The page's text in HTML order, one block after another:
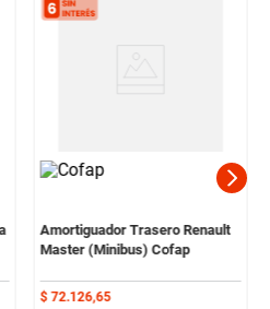
Amortiguador Trasero Renault
Master (Minibus) Cofap
$ 72.126,65